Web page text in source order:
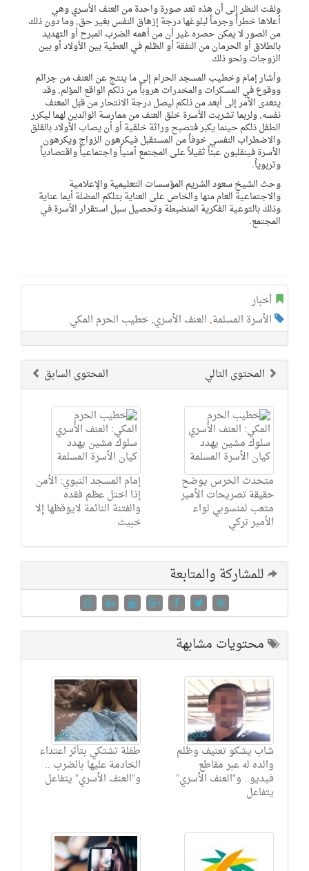
ولفت النظر إلى أن هذه تعد صورة واحدة من العنف الأسري وهي
أعلاها خطراً وجرماً لبلوغها درجة إزهاق النفس بغير حق, وما دون ذلك
من الصور لا يمكن حصره غير أن من أهمه الضرب المبرح أو التهديد
بالطلاق أو الحرمان من النفقة أو الظلم في العطية بين الأولاد أو بين
الزوجات ونحو ذلك.
وأشار إمام وخطيب المسجد الحرام إلى ما ينتج عن العنف من جرائم
ووقوع في المسكرات والمخدرات هروباً من ذلكم الواقع المؤلم, وقد
يتعدى الأمر إلى أبعد من ذلكم ليصل درجة الانتحار من قبَل المعنف
نفسه, ولربما تشربت الأسرة خلق العنف من ممارسة الوالدين لهما ليكرر
الطفل ذلكم حينما يكبر فتصبح وراثة خلقية أو أن يصاب الأولاد بالقلق
والاضطراب النفسي خوفاً من المستقبل فيكرهون الزواج ويكرهون
الأسرة فينقلبون عبئاً ثقيلاً على المجتمع أمنياً واجتماعياً واقتصادياً
وتربوياً.
وحث الشيخ سعود الشريم المؤسسات التعليمية والإعلامية
والاجتماعية العام منها والخاص على العناية بتلكم المضلة أيما عناية
وذلك بالتوعية الفكرية المنضبطة وتحصيل سبل استقرار الأسرة في
المجتمع.
أخبار
الأسرة المسلمة, العنف الأسري,خطيب الحرم المكي
المحتوى السابق المحتوى التالي
إمام المسجد النبوي: الأمن
إذا اختل عظم فقده
والفتنة النائمة لايوقظها إلا
خبيث
متحدث الحرس يوضح
حقيقة تصريحات الأمير
متعب لمنسوبي لواء
الأمير تركي
للمشاركة والمتابعة
محتويات مشابهة
طفلة تشتكي بتأثر اعتداء
الخادمة عليها بالضرب ..
و”العنف الأسري” يتفاعل
شاب يشكو تعنيف وظلم
والده له عبر مقاطع
فيديو.. و”العنف الأسري”
يتفاعل